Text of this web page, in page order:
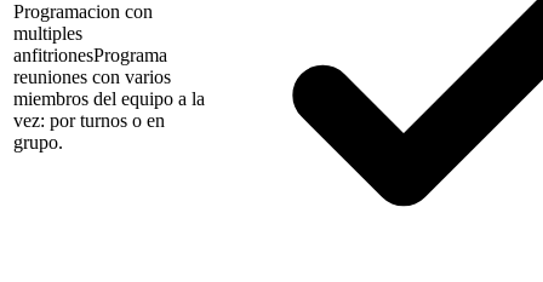
Programacion con
multiples
anfitrionesPrograma
reuniones con varios
miembros del equipo a la
vez: por turnos o en
grupo.